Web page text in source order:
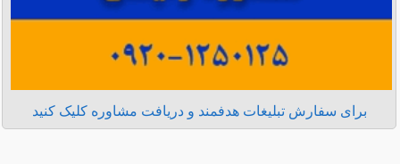
برای سفارش تبلیغات هدفمند و دریافت مشاوره کلیک کنید